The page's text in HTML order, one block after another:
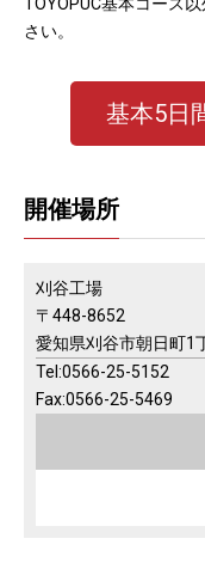
TOYOPUC基本コース
さい。
基本5日
開催場所
刈谷工場
〒448-8652
愛知県刈谷市朝日町1
Tel:0566-25-5152
Fax:0566-25-5469